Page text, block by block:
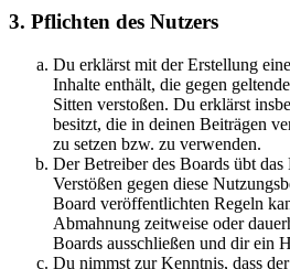
3. Pflichten des Nutzers
Du erklärst mit der Erstellung
Inhalte enthält, die gegen
Sitten verstoßen. Du erklärst
besitzt, die in deinen Beiträgen
zu setzen bzw. zu verwenden.
Der Betreiber des Boards übt das
Verstößen gegen diese
Board veröffentlichten Regeln
Abmahnung zeitweise oder
Boards ausschließen und dir ein
Du nimmst zur Kenntnis, dass